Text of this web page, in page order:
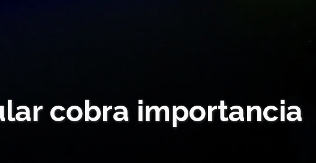
cobra importancia